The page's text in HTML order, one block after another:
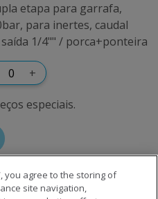
etapa para garrafa,
para inertes, caudal
1/4"" / porca+ponteira
+
especiais.
you agree to the storing of
site navigation,